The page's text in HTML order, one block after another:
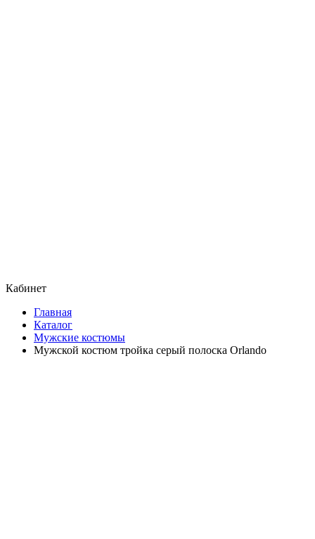
Кабинет
Главная
Каталог
Мужские костюмы
Мужской костюм тройка серый полоска Orlando